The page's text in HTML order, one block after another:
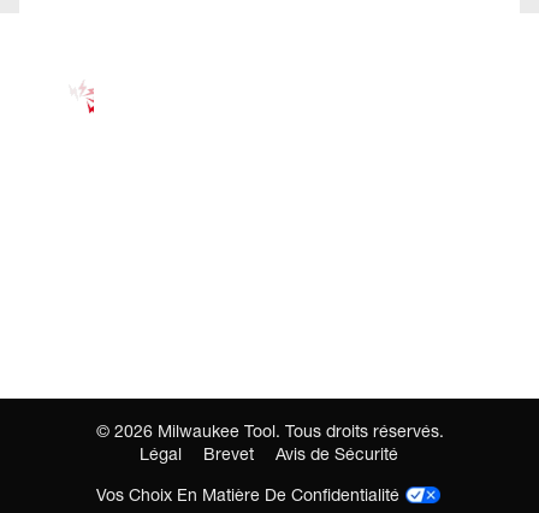
© 2026 Milwaukee Tool. Tous droits réservés.
Légal
Brevet
Avis de Sécurité
Vos Choix En Matière De Confidentialité